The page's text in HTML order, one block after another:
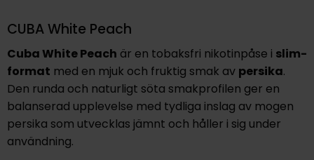
CUBA White Peach
Cuba White Peach är en tobaksfri nikotinpåse i slim-
format med en mjuk och fruktig smak av persika.
Den runda och naturligt söta smakprofilen ger en
balanserad upplevelse med tydliga inslag av mogen
persika som utvecklas jämnt och håller i sig under
användning.